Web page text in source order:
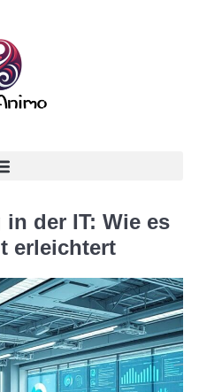
der IT: Wie es
erleichtert